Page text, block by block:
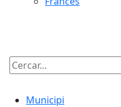
Cercar:
Municipi